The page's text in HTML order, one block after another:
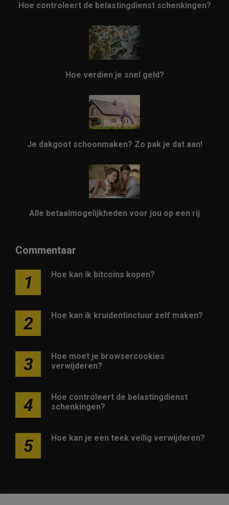
Hoe controleert de belastingdienst schenkingen?
Hoe verdien je snel geld?
Je dakgoot schoonmaken? Zo pak je dat aan!
Alle betaalmogelijkheden voor jou op een rij
Commentaar
1 Hoe kan ik bitcoins kopen?
2 Hoe kan ik kruidentinctuur zelf maken?
3
Hoe moet je browsercookies
verwijderen?
4
Hoe controleert de belastingdienst
schenkingen?
5 Hoe kan je een teek veilig verwijderen?